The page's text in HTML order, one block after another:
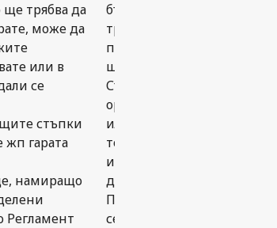
ще трябва да
може да
или в
се
стъпки
жп гарата
намиращо
Регламент
бъдат ограничени само до
трансфер и това може да
право. Но не се
ще бъдете покрити от
Съгласно гаранцията за
организиране на полет
или до първоначалната
това коя от двете суми е
изгодния вариант, стига
дестинация в рамките на
Пътуването със
сегменти от пътуването